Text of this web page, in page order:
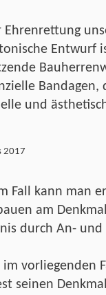
Ehrenrettung
Entwurf
Bandagen,
und
2017
Fall kann man
am
durch An-
im vorliegenden
seinen